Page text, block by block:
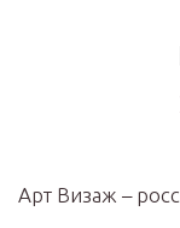
Арт Визаж –